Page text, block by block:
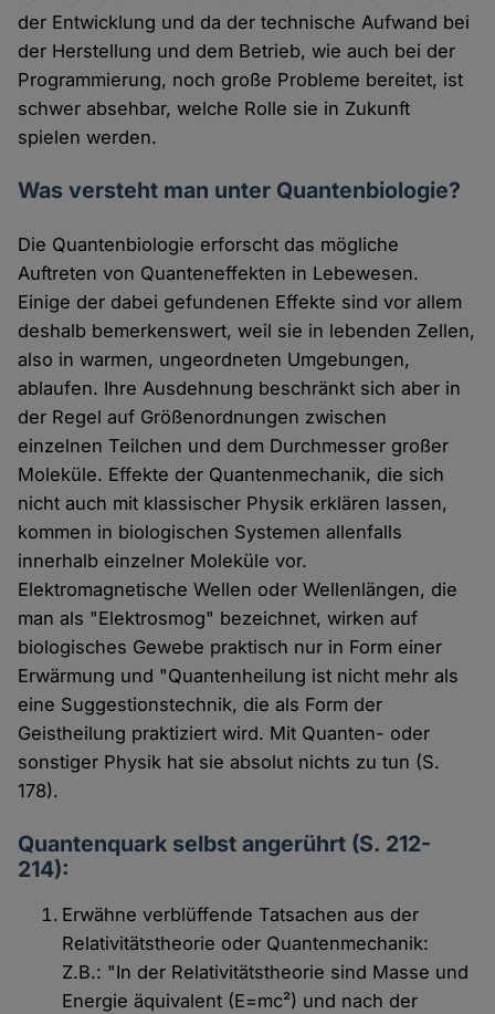
der Entwicklung und da der technische Aufwand bei
der Herstellung und dem Betrieb, wie auch bei der
Programmierung, noch große Probleme bereitet, ist
schwer absehbar, welche Rolle sie in Zukunft
spielen werden.
Was versteht man unter Quantenbiologie?
Die Quantenbiologie erforscht das mögliche
Auftreten von Quanteneffekten in Lebewesen.
Einige der dabei gefundenen Effekte sind vor allem
deshalb bemerkenswert, weil sie in lebenden Zellen,
also in warmen, ungeordneten Umgebungen,
ablaufen. Ihre Ausdehnung beschränkt sich aber in
der Regel auf Größenordnungen zwischen
einzelnen Teilchen und dem Durchmesser großer
Moleküle. Effekte der Quantenmechanik, die sich
nicht auch mit klassischer Physik erklären lassen,
kommen in biologischen Systemen allenfalls
innerhalb einzelner Moleküle vor.
Elektromagnetische Wellen oder Wellenlängen, die
man als "Elektrosmog" bezeichnet, wirken auf
biologisches Gewebe praktisch nur in Form einer
Erwärmung und "Quantenheilung ist nicht mehr als
eine Suggestionstechnik, die als Form der
Geistheilung praktiziert wird. Mit Quanten- oder
sonstiger Physik hat sie absolut nichts zu tun (S.
178).
Quantenquark selbst angerührt (S. 212-
214):
Erwähne verblüffende Tatsachen aus der
Relativitätstheorie oder Quantenmechanik:
Z.B.: "In der Relativitätstheorie sind Masse und
Energie äquivalent (E=mc²) und nach der